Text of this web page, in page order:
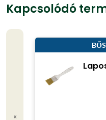
Kapcsolódó
«